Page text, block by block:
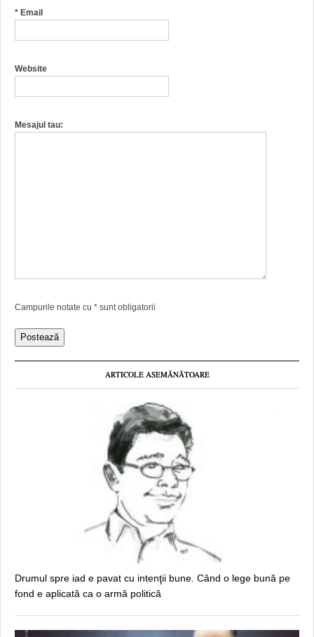
* Email
Website
Mesajul tau:
Campurile notate cu * sunt obligatorii
ARTICOLE ASEMĂNĂTOARE
Drumul spre iad e pavat cu intenţii bune. Când o lege bună pe
fond e aplicată ca o armă politică